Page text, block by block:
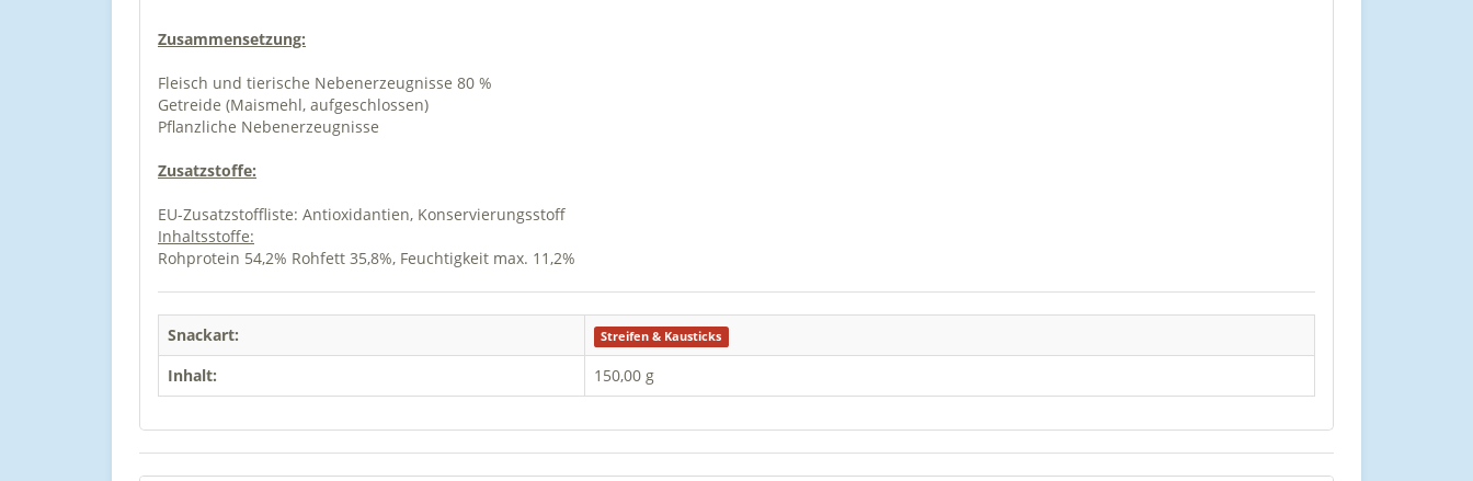
Zusammensetzung:
Fleisch und tierische Nebenerzeugnisse 80 %
Getreide (Maismehl, aufgeschlossen)
Pflanzliche Nebenerzeugnisse
Zusatzstoffe:
EU-Zusatzstoffliste: Antioxidantien, Konservierungsstoff
Inhaltsstoffe:
Rohprotein 54,2% Rohfett 35,8%, Feuchtigkeit max. 11,2%
Snackart: Streifen & Kausticks
Inhalt: 150,00 g